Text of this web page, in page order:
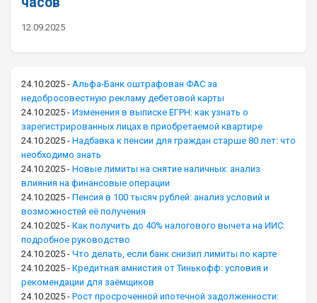
12.09.2025
24.10.2025 - Альфа-Банк оштрафован ФАС за
недобросовестную рекламу дебетовой карты
24.10.2025 - Изменения в выписке ЕГРН: как узнать о
зарегистрированных лицах в приобретаемой квартире
24.10.2025 - Надбавка к пенсии для граждан старше 80 лет: что
необходимо знать
24.10.2025 - Новые лимиты на снятие наличных: анализ
влияния на финансовые операции
24.10.2025 - Пенсия в 100 тысяч рублей: анализ условий и
возможностей её получения
24.10.2025 - Как получить до 40% налогового вычета на ИИС:
подробное руководство
24.10.2025 - Что делать, если банк снизил лимиты по карте
24.10.2025 - Кредитная амнистия от Тинькофф: условия и
рекомендации для заёмщиков
24.10.2025 - Рост просроченной ипотечной задолженности: